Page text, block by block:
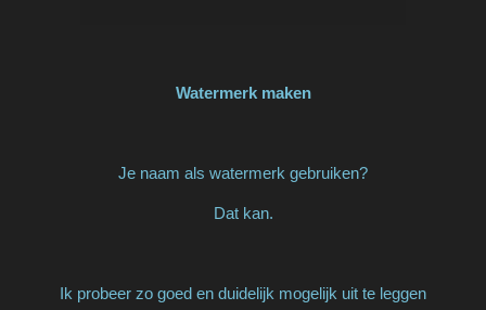
Watermerk maken
Je naam als watermerk gebruiken?
Dat kan.
Ik probeer zo goed en duidelijk mogelijk uit te leggen